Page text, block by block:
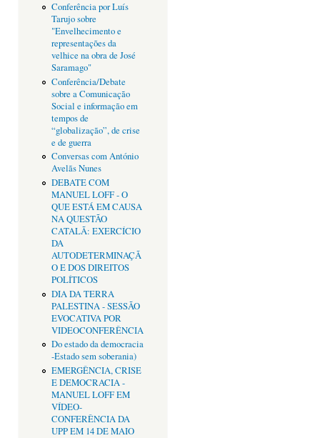
Conferência por Luís
Tarujo sobre
"Envelhecimento e
representações da
velhice na obra de José
Saramago"
Conferência/Debate
sobre a Comunicação
Social e informação em
tempos de
“globalização”, de crise
e de guerra
Conversas com António
Avelãs Nunes
DEBATE COM
MANUEL LOFF - O
QUE ESTÁ EM CAUSA
NA QUESTÃO
CATALÃ: EXERCÍCIO
DA
AUTODETERMINAÇÃ
O E DOS DIREITOS
POLÍTICOS
DIA DA TERRA
PALESTINA - SESSÃO
EVOCATIVA POR
VIDEOCONFERÊNCIA
Do estado da democracia
-Estado sem soberania)
EMERGÊNCIA, CRISE
E DEMOCRACIA -
MANUEL LOFF EM
VÍDEO-
CONFERÊNCIA DA
UPP EM 14 DE MAIO